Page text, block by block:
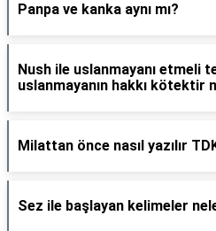
Panpa ve kanka aynı mı?
Nush ile uslanmayanı etmeli
uslanmayanın hakkı kötektir
Milattan önce nasıl yazılır
Sez ile başlayan kelimeler